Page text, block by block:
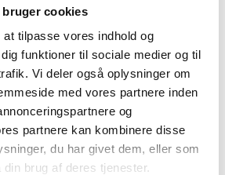
bruger cookies
tilpasse vores indhold og
funktioner til sociale medier og til
Vi deler også oplysninger om
med vores partnere inden
og
partnere kan kombinere disse
du har givet dem, eller som
brug af deres tjenester.
handler kort om følgende:
følger vi Maltes ganske
med venner, familie
en identitet, som var
nem at kopiere. Dette
profilen Nikolaj
var en tro kopi at Malte